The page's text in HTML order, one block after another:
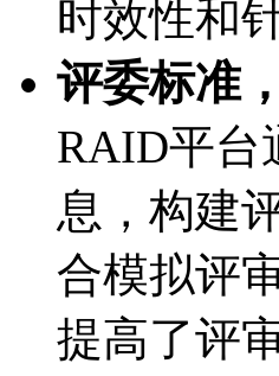
时效性和
评委标准
RAID平台
息，构建
合模拟评
提高了评